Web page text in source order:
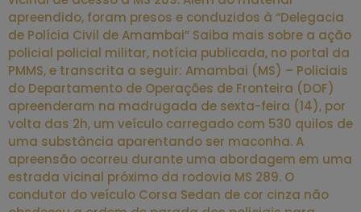
apreendido, foram presos e conduzidos à “Delegacia
de Polícia Civil de Amambai” Saiba mais sobre a ação
policial policial militar, notícia publicada, no portal da
PMMS, e transcrita a seguir: Amambai (MS) – Policiais
do Departamento de Operações de Fronteira (DOF)
apreenderam na madrugada de sexta-feira (14), por
volta das 2h, um veículo carregado com 530 quilos de
uma substância aparentando ser maconha. A
apreensão ocorreu durante uma abordagem em uma
estrada vicinal próximo da rodovia MS 289. O
condutor do veículo Corsa Sedan de cor cinza não